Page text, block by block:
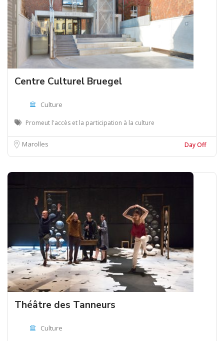
Centre Culturel Bruegel
Culture
Promeut l'accès et la participation à la culture
Marolles Day Off
Théâtre des Tanneurs
Culture